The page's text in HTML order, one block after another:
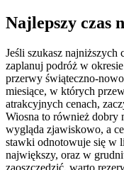
Najlepszy czas
Jeśli szukasz najniższych
zaplanuj podróż w
przerwy świąteczno-
miesiące, w których
atrakcyjnych cenach,
Wiosna to również
wygląda zjawiskowo, a
stawki odnotowuje się w
największy, oraz w